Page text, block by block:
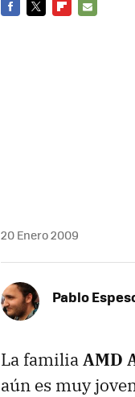
20 Enero 2009
Pablo
La familiaAMD
aún es muy